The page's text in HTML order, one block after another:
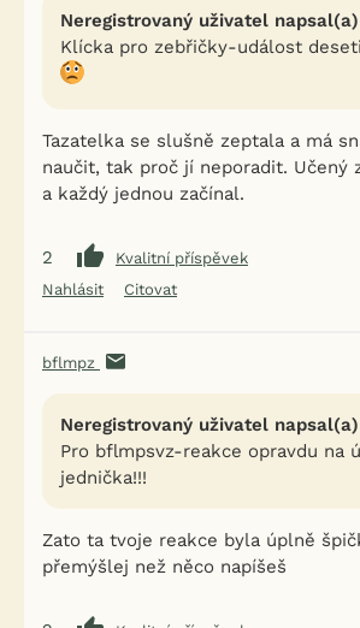
Neregistrovaný uživatel
Klícka pro zebřičky-událost
Tazatelka se slušně zeptala a má
naučit, tak proč jí neporadit. Učený
a každý jednou začínal.
2
Kvalitní příspěvek
Nahlásit
Citovat
bflmpz
Neregistrovaný uživatel
Pro bflmpsvz-reakce opravdu na
jednička!!!
Zato ta tvoje reakce byla úplně
přemýšlej než něco napíšeš